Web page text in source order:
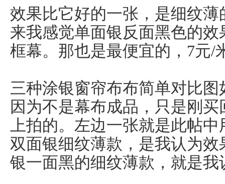
效果比它好的一张，是细纹
来我感觉单面银反面黑色的
框幕。那也是最便宜的，7元/
三种涂银窗帘布布简单对比图
因为不是幕布成品，只是刚
上拍的。左边一张就是此帖
双面银细纹薄款，是我认为
银一面黑的细纹薄款，就是